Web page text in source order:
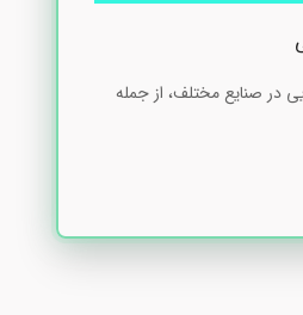
در صنایع مختلف، از جمله